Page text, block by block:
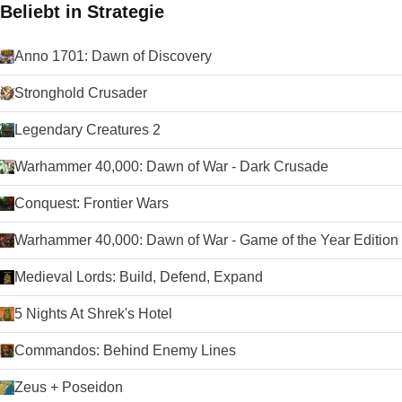
herunterladen Schauen Sie sich doch den TechBeat-Leitfaden
suchen.
Beliebt in Strategie
Anno 1701: Dawn of Discovery
Stronghold Crusader
Legendary Creatures 2
Warhammer 40,000: Dawn of War - Dark Crusade
Conquest: Frontier Wars
Warhammer 40,000: Dawn of War - Game of the Year Edition
Medieval Lords: Build, Defend, Expand
5 Nights At Shrek's Hotel
Commandos: Behind Enemy Lines
Zeus + Poseidon